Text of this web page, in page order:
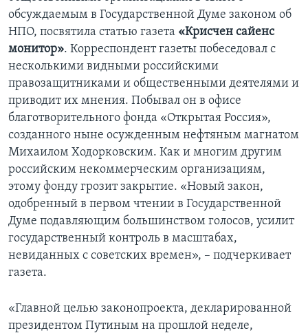
обсуждаемым в Государственной Думе законом об
НПО, посвятила статью газета «Крисчен сайенс
монитор». Корреспондент газеты побеседовал с
несколькими видными российскими
правозащитниками и общественными деятелями и
приводит их мнения. Побывал он в офисе
благотворительного фонда «Открытая Россия»,
созданного ныне осужденным нефтяным магнатом
Михаилом Ходорковским. Как и многим другим
российским некоммерческим организациям,
этому фонду грозит закрытие. «Новый закон,
одобренный в первом чтении в Государственной
Думе подавляющим большинством голосов, усилит
государственный контроль в масштабах,
невиданных с советских времен», – подчеркивает
газета.
«Главной целью законопроекта, декларированной
президентом Путиным на прошлой неделе,